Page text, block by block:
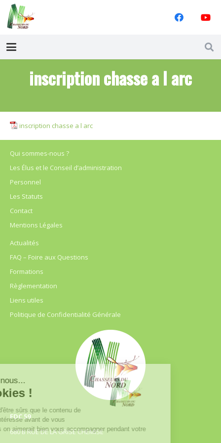
inscription chasse a l arc
inscription chasse a l arc
Qui sommes-nous ?
Les Élus et le Conseil d’administration
Personnel
Les Statuts
Contact
Mentions Légales
Actualités
FAQ – Foire aux Questions
Formations
Règlementation
Liens utiles
Politique de Confidentialité Générale
FDC 59
680 B RUE DE LA GRISE CHEMISE